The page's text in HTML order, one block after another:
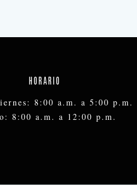
HORARIO
8:00 a.m. a 5:00 p.m.
8:00 a.m. a 12:00 p.m.